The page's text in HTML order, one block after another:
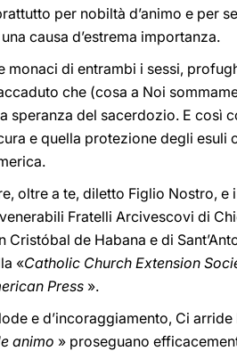
per nobiltà d’animo e per
causa d’estrema importanza.
di entrambi i sessi,
che (cosa a Noi
speranza del sacerdozio. E così
e quella protezione degli esuli
oltre a te, diletto Figlio Nostro, e
Fratelli Arcivescovi di
de Habana e di
«Catholic Church Extension
Press ».
e d’incoraggiamento, Ci arride
animo » proseguano